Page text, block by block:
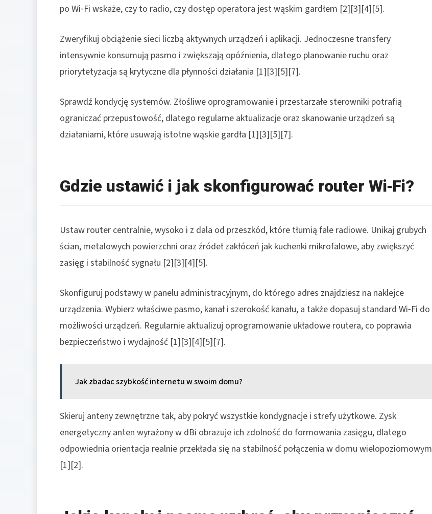
po Wi‑Fi wskaże, czy to radio, czy dostęp operatora jest wąskim gardłem [2][3][4][5].
Zweryfikuj obciążenie sieci liczbą aktywnych urządzeń i aplikacji. Jednoczesne transfery
intensywnie konsumują pasmo i zwiększają opóźnienia, dlatego planowanie ruchu oraz
priorytetyzacja są krytyczne dla płynności działania [1][3][5][7].
Sprawdź kondycję systemów. Złośliwe oprogramowanie i przestarzałe sterowniki potrafią
ograniczać przepustowość, dlatego regularne aktualizacje oraz skanowanie urządzeń są
działaniami, które usuwają istotne wąskie gardła [1][3][5][7].
Gdzie ustawić i jak skonfigurować router Wi‑Fi?
Ustaw router centralnie, wysoko i z dala od przeszkód, które tłumią fale radiowe. Unikaj grubych
ścian, metalowych powierzchni oraz źródeł zakłóceń jak kuchenki mikrofalowe, aby zwiększyć
zasięg i stabilność sygnału [2][3][4][5].
Skonfiguruj podstawy w panelu administracyjnym, do którego adres znajdziesz na naklejce
urządzenia. Wybierz właściwe pasmo, kanał i szerokość kanału, a także dopasuj standard Wi‑Fi do
możliwości urządzeń. Regularnie aktualizuj oprogramowanie układowe routera, co poprawia
bezpieczeństwo i wydajność [1][3][4][5][7].
Jak zbadac szybkość internetu w swoim domu?
Skieruj anteny zewnętrzne tak, aby pokryć wszystkie kondygnacje i strefy użytkowe. Zysk
energetyczny anten wyrażony w dBi obrazuje ich zdolność do formowania zasięgu, dlatego
odpowiednia orientacja realnie przekłada się na stabilność połączenia w domu wielopoziomowym
[1][2].